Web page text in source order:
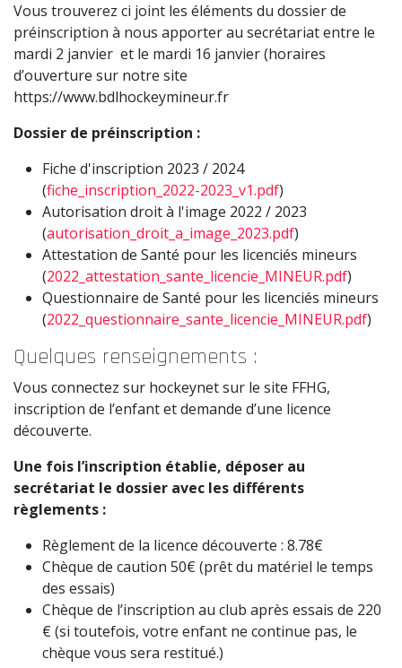
Vous trouverez ci joint les éléments du dossier de
préinscription à nous apporter au secrétariat entre le
mardi 2 janvier et le mardi 16 janvier (horaires
d’ouverture sur notre site
https://www.bdlhockeymineur.fr
Dossier de préinscription :
Fiche d'inscription 2023 / 2024
(fiche_inscription_2022-2023_v1.pdf)
Autorisation droit à l'image 2022 / 2023
(autorisation_droit_a_image_2023.pdf)
Attestation de Santé pour les licenciés mineurs
(2022_attestation_sante_licencie_MINEUR.pdf)
Questionnaire de Santé pour les licenciés mineurs
(2022_questionnaire_sante_licencie_MINEUR.pdf)
Quelques renseignements :
Vous connectez sur hockeynet sur le site FFHG,
inscription de l’enfant et demande d’une licence
découverte.
Une fois l’inscription établie, déposer au
secrétariat le dossier avec les différents
règlements :
Règlement de la licence découverte : 8.78€
Chèque de caution 50€ (prêt du matériel le temps
des essais)
Chèque de l’inscription au club après essais de 220
€ (si toutefois, votre enfant ne continue pas, le
chèque vous sera restitué.)